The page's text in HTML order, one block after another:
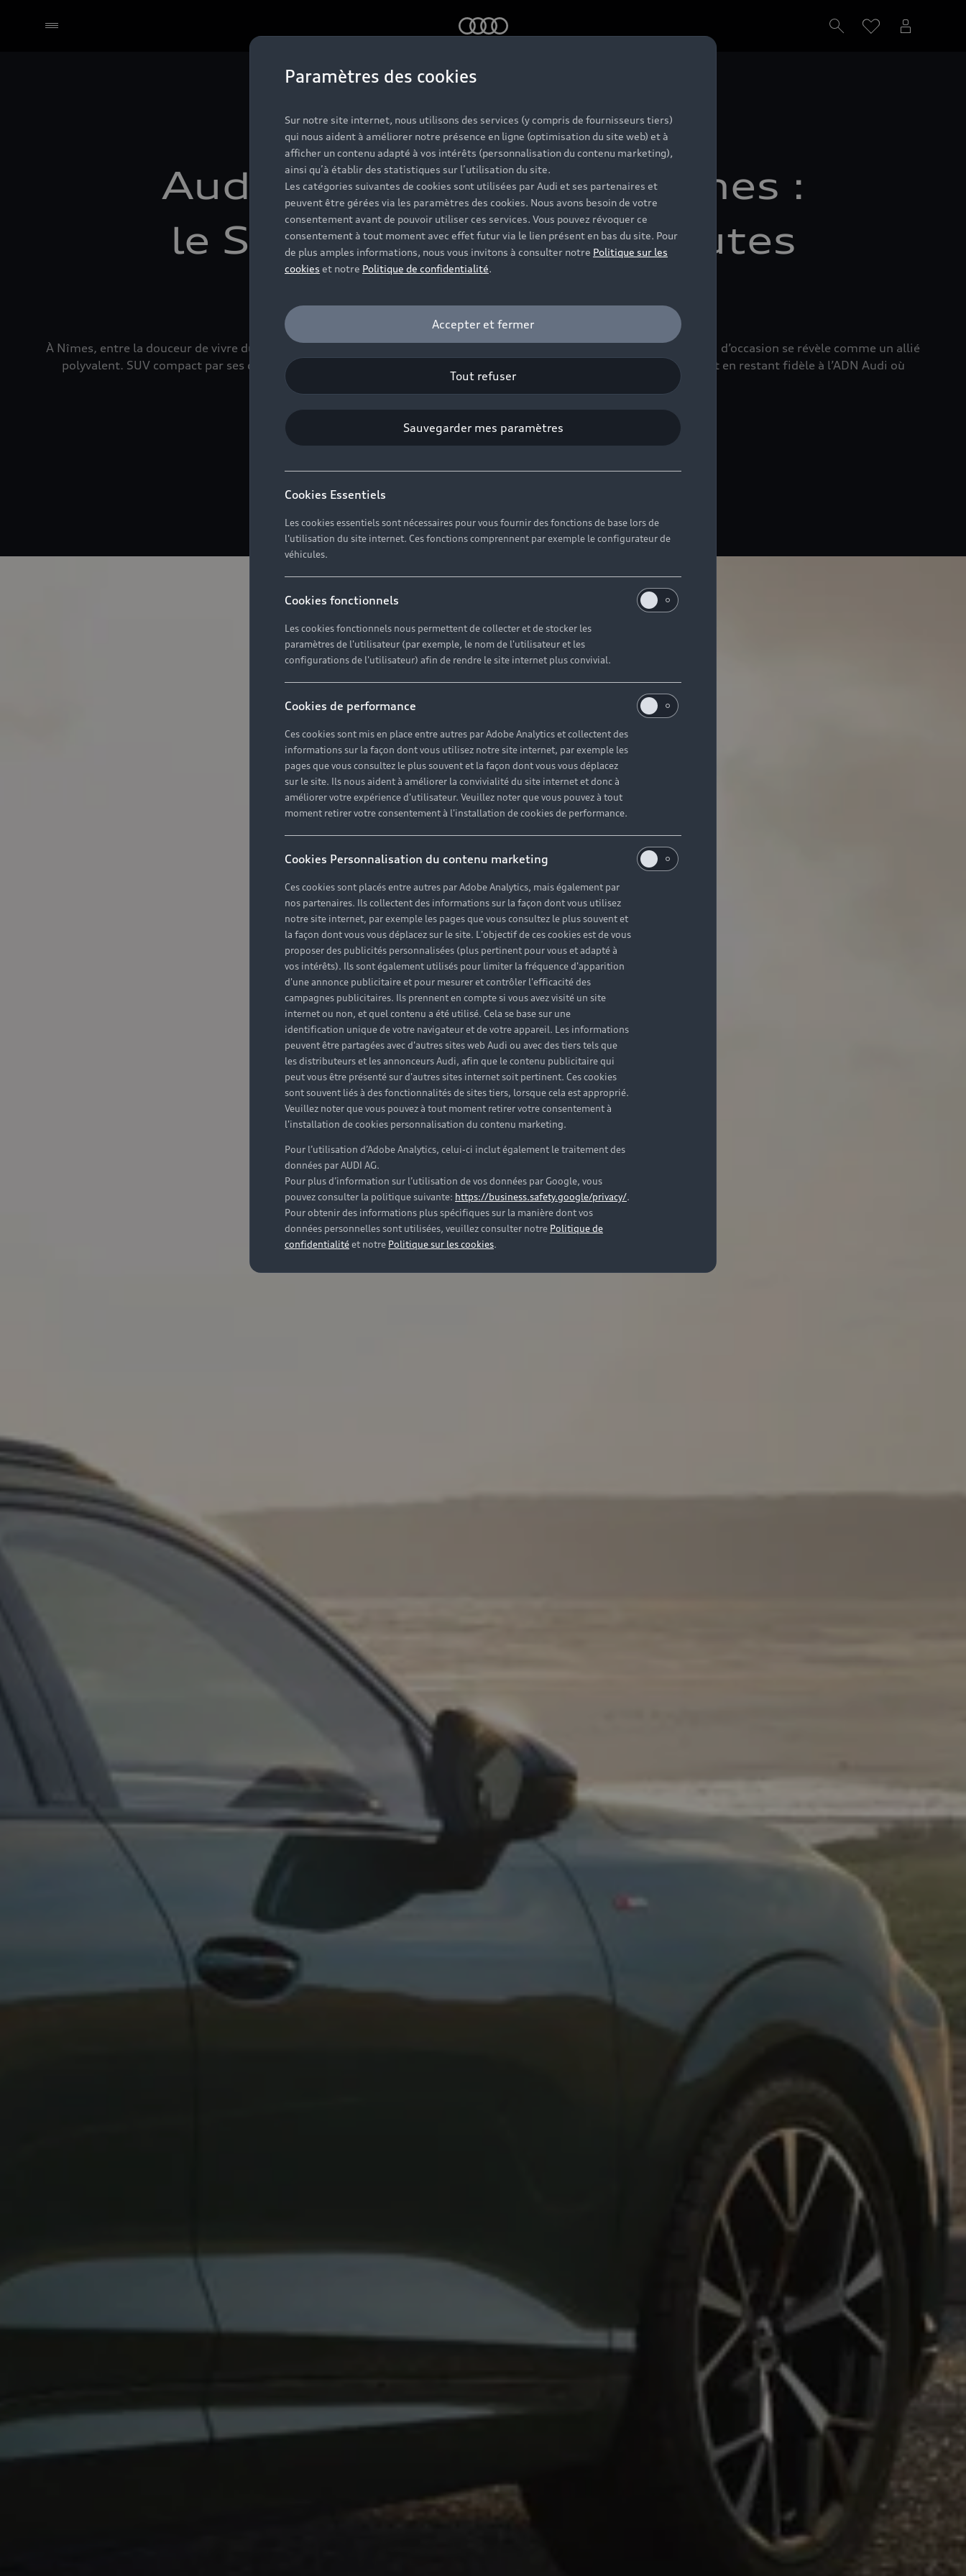
Audi Q3 d’occasion à Nîmes :
le SUV compact pour toutes
les routes
À Nîmes, entre la douceur de vivre du centre historique et les grands axes menant vers la mer ou les Cévennes, l’Audi Q3 d’occasion se révèle comme un allié
polyvalent. SUV compact par ses dimensions mais affirmé dans son allure, il s’intègre avec aisance au quotidien, tout en restant fidèle à l’ADN Audi où
technologie et sobriété se rejoignent.
Voir les véhicules disponibles
Paramètres des cookies
Sur notre site internet, nous utilisons des services (y compris de fournisseurs tiers)
qui nous aident à améliorer notre présence en ligne (optimisation du site web) et à
afficher un contenu adapté à vos intérêts (personnalisation du contenu marketing),
ainsi qu’à établir des statistiques sur l’utilisation du site.
Les catégories suivantes de cookies sont utilisées par Audi et ses partenaires et
peuvent être gérées via les paramètres des cookies. Nous avons besoin de votre
consentement avant de pouvoir utiliser ces services. Vous pouvez révoquer ce
consentement à tout moment avec effet futur via le lien présent en bas du site. Pour
de plus amples informations, nous vous invitons à consulter notre Politique sur les
cookies et notre Politique de confidentialité.
Accepter et fermer
Tout refuser
Sauvegarder mes paramètres
Cookies Essentiels
Les cookies essentiels sont nécessaires pour vous fournir des fonctions de base lors de
l'utilisation du site internet. Ces fonctions comprennent par exemple le configurateur de
véhicules.
Cookies fonctionnels
Les cookies fonctionnels nous permettent de collecter et de stocker les
paramètres de l'utilisateur (par exemple, le nom de l'utilisateur et les
configurations de l'utilisateur) afin de rendre le site internet plus convivial.
Cookies de performance
Ces cookies sont mis en place entre autres par Adobe Analytics et collectent des
informations sur la façon dont vous utilisez notre site internet, par exemple les
pages que vous consultez le plus souvent et la façon dont vous vous déplacez
sur le site. Ils nous aident à améliorer la convivialité du site internet et donc à
améliorer votre expérience d'utilisateur. Veuillez noter que vous pouvez à tout
moment retirer votre consentement à l'installation de cookies de performance.
Cookies Personnalisation du contenu marketing
Ces cookies sont placés entre autres par Adobe Analytics, mais également par
nos partenaires. Ils collectent des informations sur la façon dont vous utilisez
notre site internet, par exemple les pages que vous consultez le plus souvent et
la façon dont vous vous déplacez sur le site. L'objectif de ces cookies est de vous
proposer des publicités personnalisées (plus pertinent pour vous et adapté à
vos intérêts). Ils sont également utilisés pour limiter la fréquence d'apparition
d'une annonce publicitaire et pour mesurer et contrôler l'efficacité des
campagnes publicitaires. Ils prennent en compte si vous avez visité un site
internet ou non, et quel contenu a été utilisé. Cela se base sur une
identification unique de votre navigateur et de votre appareil. Les informations
peuvent être partagées avec d'autres sites web Audi ou avec des tiers tels que
les distributeurs et les annonceurs Audi, afin que le contenu publicitaire qui
peut vous être présenté sur d'autres sites internet soit pertinent. Ces cookies
sont souvent liés à des fonctionnalités de sites tiers, lorsque cela est approprié.
Veuillez noter que vous pouvez à tout moment retirer votre consentement à
l'installation de cookies personnalisation du contenu marketing.
Pour l’utilisation d’Adobe Analytics, celui-ci inclut également le traitement des
données par AUDI AG.
Pour plus d’information sur l’utilisation de vos données par Google, vous
pouvez consulter la politique suivante: https://business.safety.google/privacy/.
Pour obtenir des informations plus spécifiques sur la manière dont vos
données personnelles sont utilisées, veuillez consulter notre Politique de
confidentialitéet notre Politique sur les cookies.